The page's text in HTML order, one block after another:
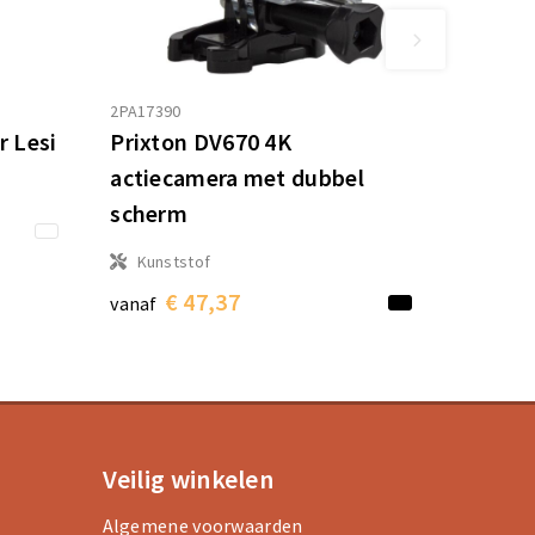
Lesi
2PA17390
Prixton DV670 4K
actiecamera met dubbel
scherm
Kunststof
vanaf € 47,37
Veilig winkelen
Algemene voorwaarden